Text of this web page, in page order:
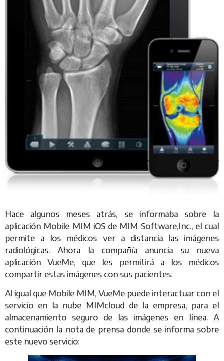
Hace algunos meses atrás, se informaba sobre la
aplicación Mobile MIM iOS de MIM Software,Inc., el cual
permite a los médicos ver a distancia las imágenes
radiológicas. Ahora la compañía anuncia su nueva
aplicación VueMe, que les permitirá a los médicos
compartir estas imágenes con sus pacientes.
Al igual que Mobile MIM, VueMe puede interactuar con el
servicio en la nube MIMcloud de la empresa, para el
almacenamiento seguro de las imágenes en línea. A
continuación la nota de prensa donde se informa sobre
este nuevo servicio: